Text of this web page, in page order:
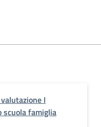
I
famiglia